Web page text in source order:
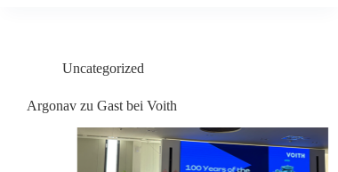
Uncategorized
Argonav zu Gast bei Voith